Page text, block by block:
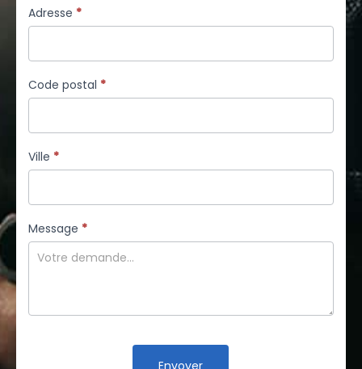
Adresse *
Code postal *
Ville *
Message *